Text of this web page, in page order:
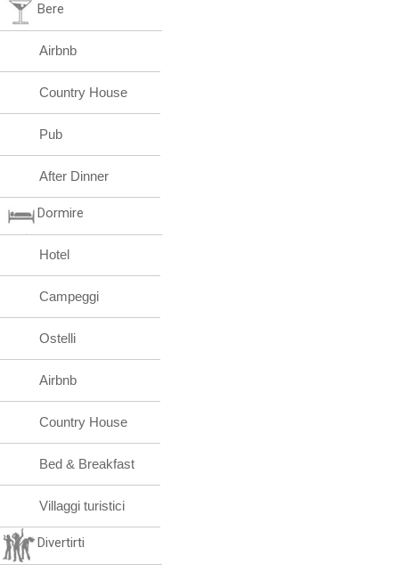
Bere
Airbnb
Country House
Pub
After Dinner
Dormire
Hotel
Campeggi
Ostelli
Airbnb
Country House
Bed & Breakfast
Villaggi turistici
Divertirti